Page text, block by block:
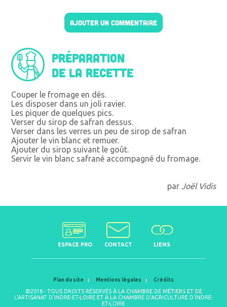
AJOUTER UN COMMENTAIRE
Préparation
de la recette
Couper le fromage en dés.
Les disposer dans un joli ravier.
Les piquer de quelques pics.
Verser du sirop de safran dessus.
Verser dans les verres un peu de sirop de safran
Ajouter le vin blanc et remuer.
Ajouter du sirop suivant le goût.
Servir le vin blanc safrané accompagné du fromage.
par Joël Vidis
ESPACE PRO CONTACT LIENS
Plan du site Mentions légales Crédits
©2018 - TOUS DROITS RÉSERVÉS À LA CHAMBRE DE MÉTIERS ET DE
L'ARTISANAT D'INDRE-ET-LOIRE ET À LA CHAMBRE D'AGRICULTURE D'INDRE-
ET-LOIRE